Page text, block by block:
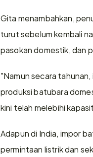
Gita menambahkan,
turut sebelum kembali
pasokan domestik, dan
"Namun secara
produksi batubara
kini telah melebihi
Adapun di India, impor
permintaan listrik dan